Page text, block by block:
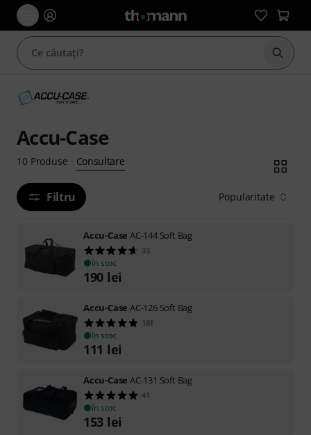
Accu-Case
10 Produse · Consultare
Filtru Popularitate
Accu-Case AC-144 Soft Bag
33
în stoc
190 lei
Accu-Case AC-126 Soft Bag
161
în stoc
111 lei
Accu-Case AC-131 Soft Bag
41
în stoc
153 lei